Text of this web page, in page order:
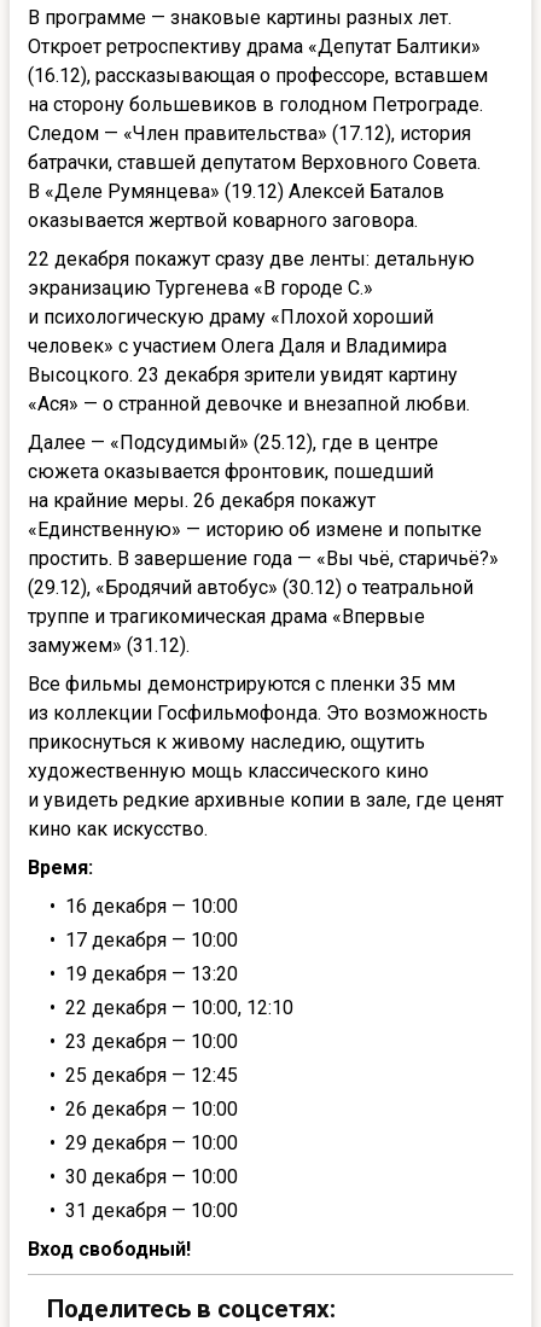
В программе — знаковые картины разных лет.
Откроет ретроспективу драма «Депутат Балтики»
(16.12), рассказывающая о профессоре, вставшем
на сторону большевиков в голодном Петрограде.
Следом — «Член правительства» (17.12), история
батрачки, ставшей депутатом Верховного Совета.
В «Деле Румянцева» (19.12) Алексей Баталов
оказывается жертвой коварного заговора.
22 декабря покажут сразу две ленты: детальную
экранизацию Тургенева «В городе С.»
и психологическую драму «Плохой хороший
человек» с участием Олега Даля и Владимира
Высоцкого. 23 декабря зрители увидят картину
«Ася» — о странной девочке и внезапной любви.
Далее — «Подсудимый» (25.12), где в центре
сюжета оказывается фронтовик, пошедший
на крайние меры. 26 декабря покажут
«Единственную» — историю об измене и попытке
простить. В завершение года — «Вы чьё, старичьё?»
(29.12), «Бродячий автобус» (30.12) о театральной
труппе и трагикомическая драма «Впервые
замужем» (31.12).
Все фильмы демонстрируются с пленки 35 мм
из коллекции Госфильмофонда. Это возможность
прикоснуться к живому наследию, ощутить
художественную мощь классического кино
и увидеть редкие архивные копии в зале, где ценят
кино как искусство.
Время:
16 декабря — 10:00
17 декабря — 10:00
19 декабря — 13:20
22 декабря — 10:00, 12:10
23 декабря — 10:00
25 декабря — 12:45
26 декабря — 10:00
29 декабря — 10:00
30 декабря — 10:00
31 декабря — 10:00
Вход свободный!
Поделитесь в соцсетях: